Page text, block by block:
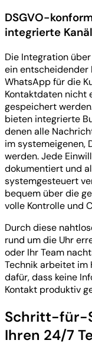
DSGVO-
integrierte
Die Integration
ein entscheidender
WhatsApp für die
Kontaktdaten nicht
gespeichert
bieten integrierte
denen alle
im systemeigenen,
werden. Jede
dokumentiert und
systemgesteuert
bequem über die
volle Kontrolle und
Durch diese
rund um die Uhr
oder Ihr Team
Technik arbeitet im
dafür, dass keine
Kontakt produktiv
Schritt-für-
Ihren 24/7